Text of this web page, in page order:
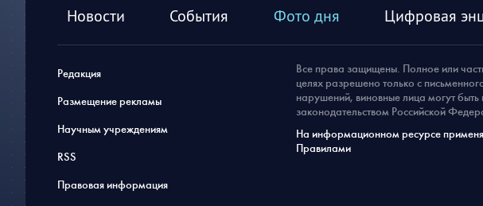
Новости События Фото дня Цифровая
Редакция
Размещение рекламы
Научным учреждениям
RSS
Правовая информация
Все права защищены. Полное или
целях разрешено только с
нарушений, виновные лица могут быть
законодательством Российской
На информационном ресурсе
Правилами